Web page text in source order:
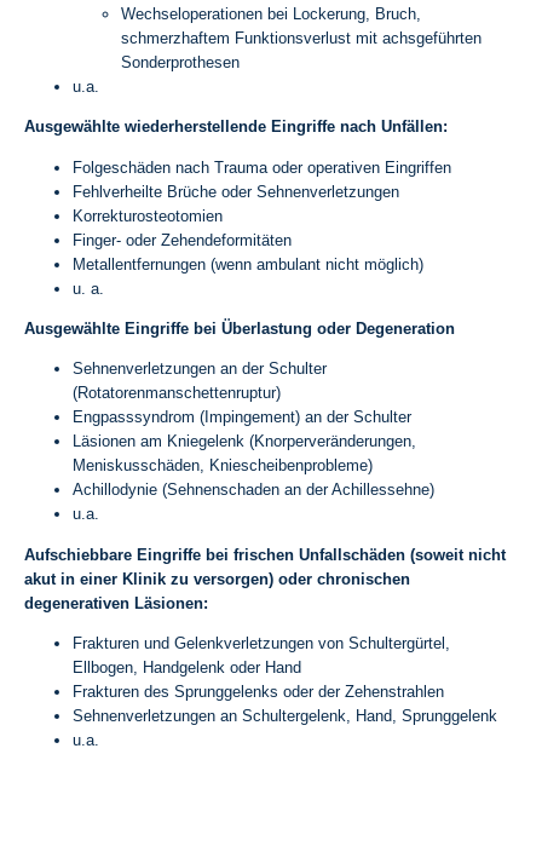
Wechseloperationen bei Lockerung, Bruch,
schmerzhaftem Funktionsverlust mit achsgeführten
Sonderprothesen
u.a.
Ausgewählte wiederherstellende Eingriffe nach Unfällen:
Folgeschäden nach Trauma oder operativen Eingriffen
Fehlverheilte Brüche oder Sehnenverletzungen
Korrekturosteotomien
Finger- oder Zehendeformitäten
Metallentfernungen (wenn ambulant nicht möglich)
u. a.
Ausgewählte Eingriffe bei Überlastung oder Degeneration
Sehnenverletzungen an der Schulter
(Rotatorenmanschettenruptur)
Engpasssyndrom (Impingement) an der Schulter
Läsionen am Kniegelenk (Knorperveränderungen,
Meniskusschäden, Kniescheibenprobleme)
Achillodynie (Sehnenschaden an der Achillessehne)
u.a.
Aufschiebbare Eingriffe bei frischen Unfallschäden (soweit nicht
akut in einer Klinik zu versorgen) oder chronischen
degenerativen Läsionen:
Frakturen und Gelenkverletzungen von Schultergürtel,
Ellbogen, Handgelenk oder Hand
Frakturen des Sprunggelenks oder der Zehenstrahlen
Sehnenverletzungen an Schultergelenk, Hand, Sprunggelenk
u.a.